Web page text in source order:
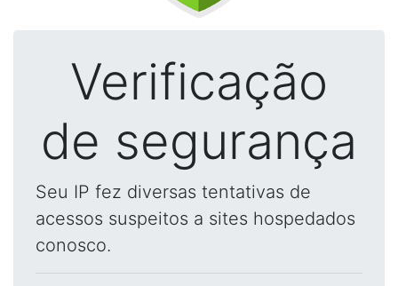
Verificação
de segurança
Seu IP fez diversas tentativas de
acessos suspeitos a sites hospedados
conosco.